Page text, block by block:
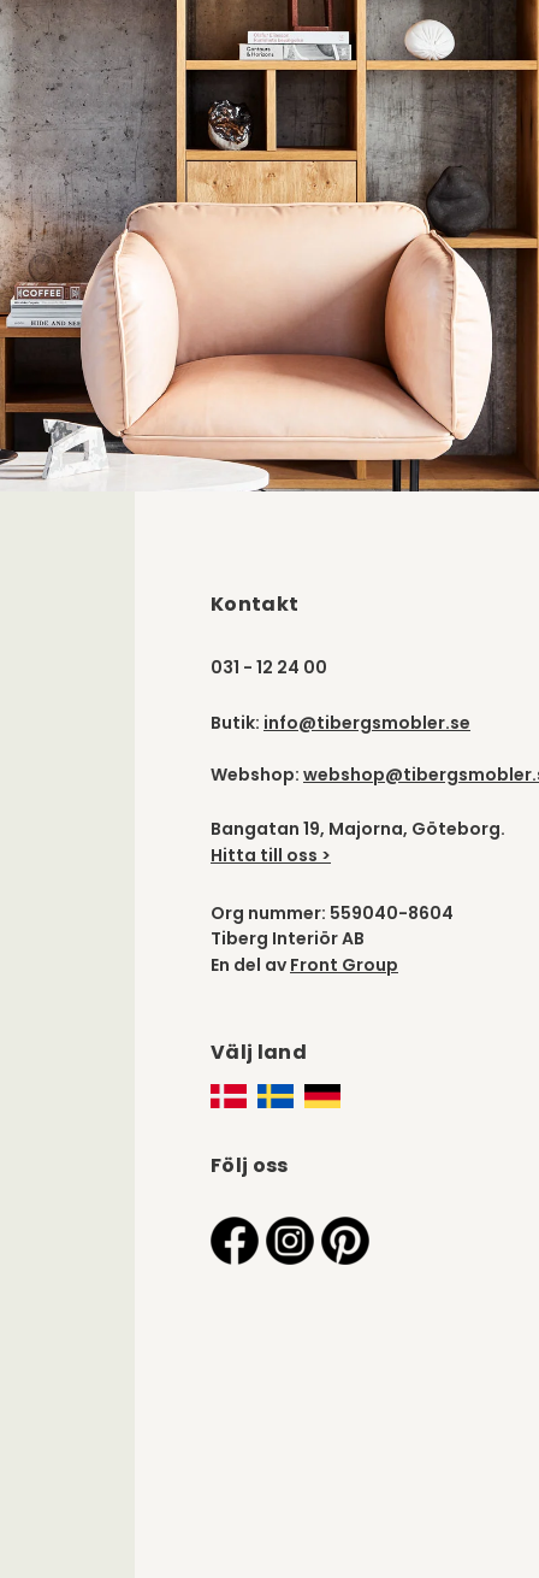
Kontakt
031 - 12 24 00
Butik: info@tibergsmobler.se
Webshop:
Bangatan 19, Majorna, Göteborg.
Hitta till oss >
Org nummer: 559040-8604
Tiberg Interiör AB
En del av Front Group
Välj land
Följ oss